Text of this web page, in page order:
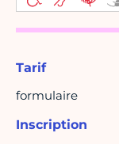
Tarif
formulaire
Inscription